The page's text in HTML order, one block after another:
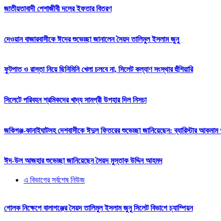
জাতীয়তাবাদী পেশাজীবী দলের ইফতার বিতরণ
দেওয়ান বাজারবাসীকে ঈদের শুভেচ্ছা জানালেন সৈয়দ তালিমুল ইসলাম জুনু
ফুটপাত ও রাস্তা নিয়ে ছিনিমিনি খেলা চলবে না, সিলেট কল্যাণ সংস্থার হুঁশিয়ারি
সিলেটে পরিবহন শ্রমিকদের খাদ্য সামগ্রী উপহার দিল নিসচা
জকিগঞ্জ-কানাইঘাটসহ দেশবাসীকে ঈদুল ফিতরের শুভেচ্ছা জানিয়েছেন: ব্যারিস্টার আকমাম
ঈদ-উল আজহার শুভেচ্ছা জানিয়েছেন সৈয়দ মুস্তাক উদ্দিন আহমদ
এ বিভাগের সর্বশেষ নিউজ
গোলক নিক্ষেপে বালাগঞ্জের সৈয়দ তালিমুল ইসলাম জুনু সিলেট বিভাগে চ্যাম্পিয়ন